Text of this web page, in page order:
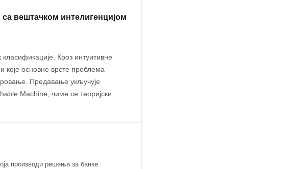
са вештачком интелигенцијом
Кроз интуитивне
које основне врсте проблема
Предавање укључује
Machine, чиме се теоријски
производи решења за банке